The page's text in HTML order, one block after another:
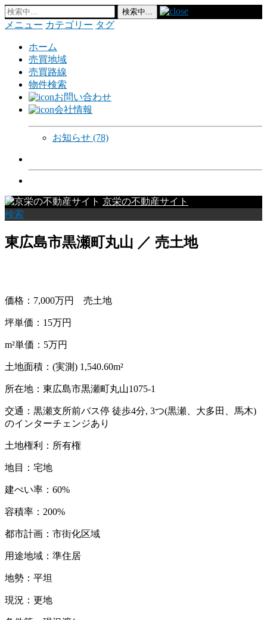
メニュー カテゴリー タグ
ホーム
売買地域
売買路線
物件検索
お問い合わせ
会社情報
お知らせ (78)
京栄の不動産サイト
検索
東広島市黒瀬町丸山 ／ 売土地
価格：7,000万円 売土地
坪単価：15万円
m²単価：5万円
土地面積：(実測) 1,540.60m²
所在地：東広島市黒瀬町丸山1075-1
交通：黒瀬支所前バス停 徒歩4分, 3つ(黒瀬、大多田、馬木)
のインターチェンジあり
土地権利：所有権
地目：宅地
建ぺい率：60%
容積率：200%
都市計画：市街化区域
用途地域：準住居
地勢：平坦
現況：更地